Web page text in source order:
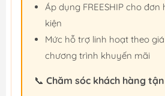
Áp dụng FREESHIP cho đơn
kiện
Mức hỗ trợ linh hoạt theo
chương trình khuyến mãi
📞 Chăm sóc khách hàng